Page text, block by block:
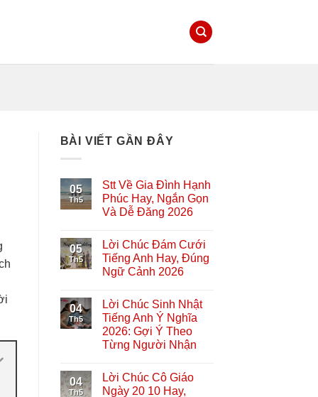
BÀI VIẾT GẦN ĐÂY
05
Th5
Stt Về Gia Đình Hạnh
Phúc Hay, Ngắn Gọn
Và Dễ Đăng 2026
05
Th5
Lời Chúc Đám Cưới
Tiếng Anh Hay, Đúng
Ngữ Cảnh 2026
04
Th5
Lời Chúc Sinh Nhật
Tiếng Anh Ý Nghĩa
2026: Gợi Ý Theo
Từng Người Nhận
04
Th5
Lời Chúc Cô Giáo
Ngày 20 10 Hay,